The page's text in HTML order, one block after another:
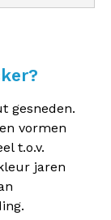
gesneden.
vormen
t.o.v.
jaren